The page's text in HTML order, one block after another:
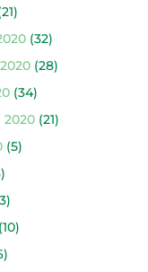
(32)
(28)
(34)
(21)
(5)